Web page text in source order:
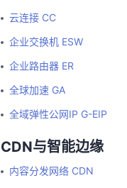
云连接 CC
企业交换机 ESW
企业路由器 ER
全球加速 GA
全域弹性公网IP G-EIP
CDN与智能边缘
内容分发网络 CDN